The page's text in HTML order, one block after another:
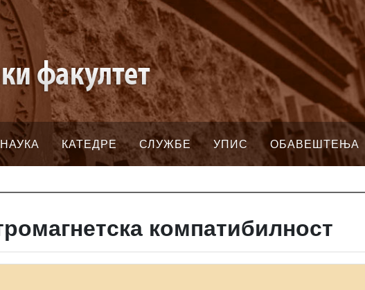
НАУКА КАТЕДРЕ СЛУЖБЕ УПИС ОБАВЕШТЕЊА
компатибилност